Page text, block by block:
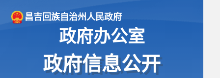
昌吉回族自治州人民政府
政府办公室
政府信息公开